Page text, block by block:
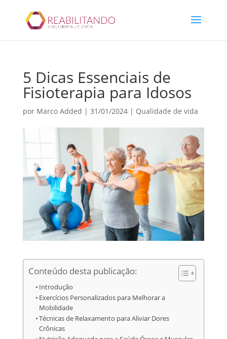
5 Dicas Essenciais de
Fisioterapia para Idosos
por Marco Added | 31/01/2024| Qualidade de vida
Conteúdo desta publicação:
Introdução
Exercícios Personalizados para Melhorar a
Mobilidade
Técnicas de Relaxamento para Aliviar Dores
Crônicas